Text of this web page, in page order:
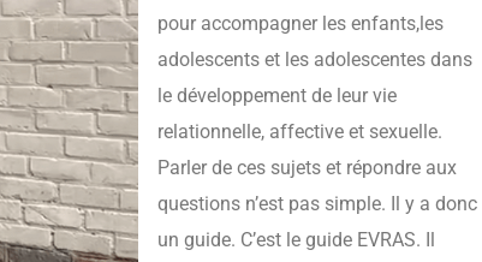
pour accompagner les enfants,les
adolescents et les adolescentes dans
le développement de leur vie
relationnelle, affective et sexuelle.
Parler de ces sujets et répondre aux
questions n’est pas simple. Il y a donc
un guide. C’est le guide EVRAS. Il